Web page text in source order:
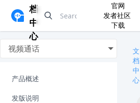
档
中
心
官网
发者社区
下载
视频通话
产品概述
发版说明
文
档
中
心